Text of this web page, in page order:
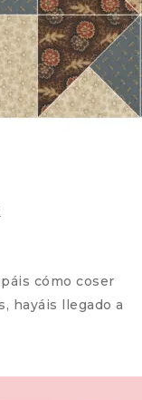
cómo coser
hayáis llegado a